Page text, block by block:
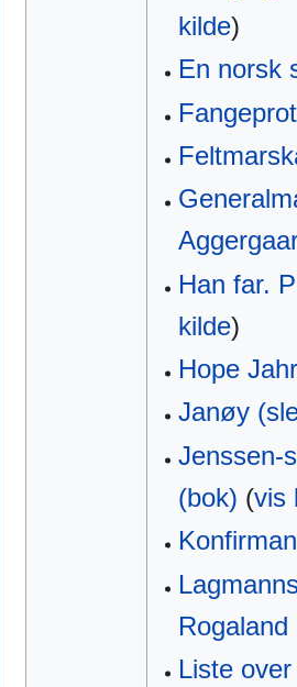
kilde)
En norsk
Han far.
kilde)
Hope
Janøy
Jenssen-
(bok) (vis
Rogaland
Liste